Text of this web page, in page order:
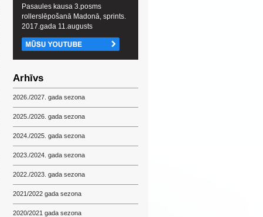
Pasaules kausa 3.posms
rollerslēpošanā Madonā, sprints.
2017.gada 11.augusts
Arhīvs
2026./2027. gada sezona
2025./2026. gada sezona
2024./2025. gada sezona
2023./2024. gada sezona
2022./2023. gada sezona
2021/2022 gada sezona
2020/2021 gada sezona